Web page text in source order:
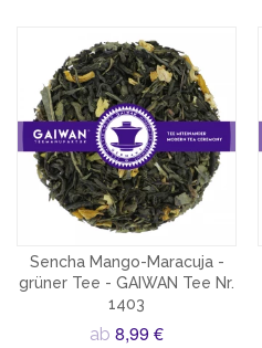
Sencha Mango-Maracuja -
grüner Tee - GAIWAN Tee Nr.
1403
ab8,99 €